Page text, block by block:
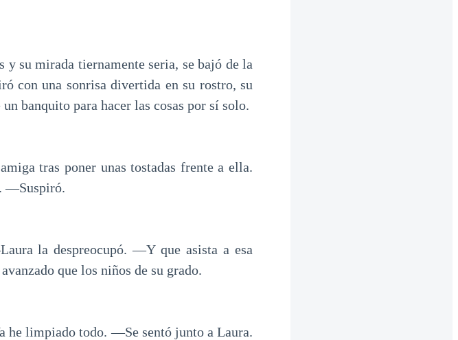
y su mirada tiernamente seria, se bajó de la
con una sonrisa divertida en su rostro, su
banquito para hacer las cosas por sí solo.
tras poner unas tostadas frente a ella.
―Suspiró.
la despreocupó. ―Y que asista a esa
que los niños de su grado.
limpiado todo. ―Se sentó junto a Laura.